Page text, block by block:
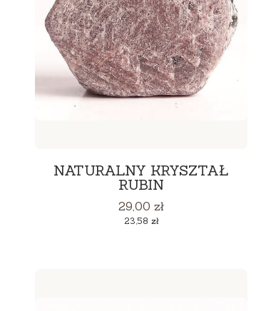
NATURALNY KRYSZTAŁ
RUBIN
Cena
29,00 zł
Cena
23,58 zł